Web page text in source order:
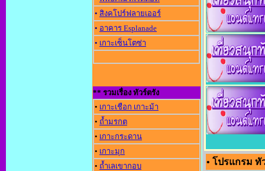
• สิงคโปร์ฟลายเออร์
• อาคาร Esplanade
• เกาะเซ็นโตซ่า
** รวมเรื่อง ทัวร์ตรัง
• เกาะเชือก เกาะม้า
• ถ้ำมรกต
• เกาะกระดาน
• เกาะมุก
• ถ้ำเลเขากอบ
• โปรแกรม ทั